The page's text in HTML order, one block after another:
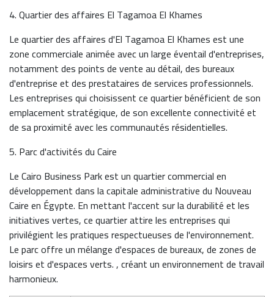
4. Quartier des affaires El Tagamoa El Khames
Le quartier des affaires d'El Tagamoa El Khames est une
zone commerciale animée avec un large éventail d'entreprises,
notamment des points de vente au détail, des bureaux
d'entreprise et des prestataires de services professionnels.
Les entreprises qui choisissent ce quartier bénéficient de son
emplacement stratégique, de son excellente connectivité et
de sa proximité avec les communautés résidentielles.
5. Parc d'activités du Caire
Le Cairo Business Park est un quartier commercial en
développement dans la capitale administrative du Nouveau
Caire en Égypte. En mettant l'accent sur la durabilité et les
initiatives vertes, ce quartier attire les entreprises qui
privilégient les pratiques respectueuses de l'environnement.
Le parc offre un mélange d'espaces de bureaux, de zones de
loisirs et d'espaces verts. , créant un environnement de travail
harmonieux.